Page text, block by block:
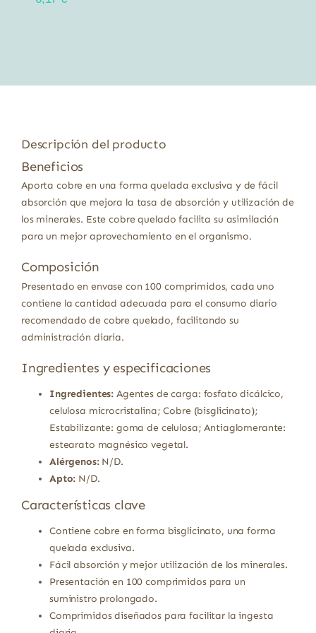
Descripción del producto
Beneficios
Aporta cobre en una forma quelada exclusiva y de fácil
absorción que mejora la tasa de absorción y utilización de
los minerales. Este cobre quelado facilita su asimilación
para un mejor aprovechamiento en el organismo.
Composición
Presentado en envase con 100 comprimidos, cada uno
contiene la cantidad adecuada para el consumo diario
recomendado de cobre quelado, facilitando su
administración diaria.
Ingredientes y especificaciones
Ingredientes: Agentes de carga: fosfato dicálcico,
celulosa microcristalina; Cobre (bisglicinato);
Estabilizante: goma de celulosa; Antiaglomerante:
estearato magnésico vegetal.
Alérgenos:N/D.
Apto: N/D.
Características clave
Contiene cobre en forma bisglicinato, una forma
quelada exclusiva.
Fácil absorción y mejor utilización de los minerales.
Presentación en 100 comprimidos para un
suministro prolongado.
Comprimidos diseñados para facilitar la ingesta